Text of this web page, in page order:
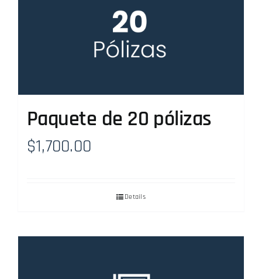
Paquete de 20 pólizas
$1,700.00
Details